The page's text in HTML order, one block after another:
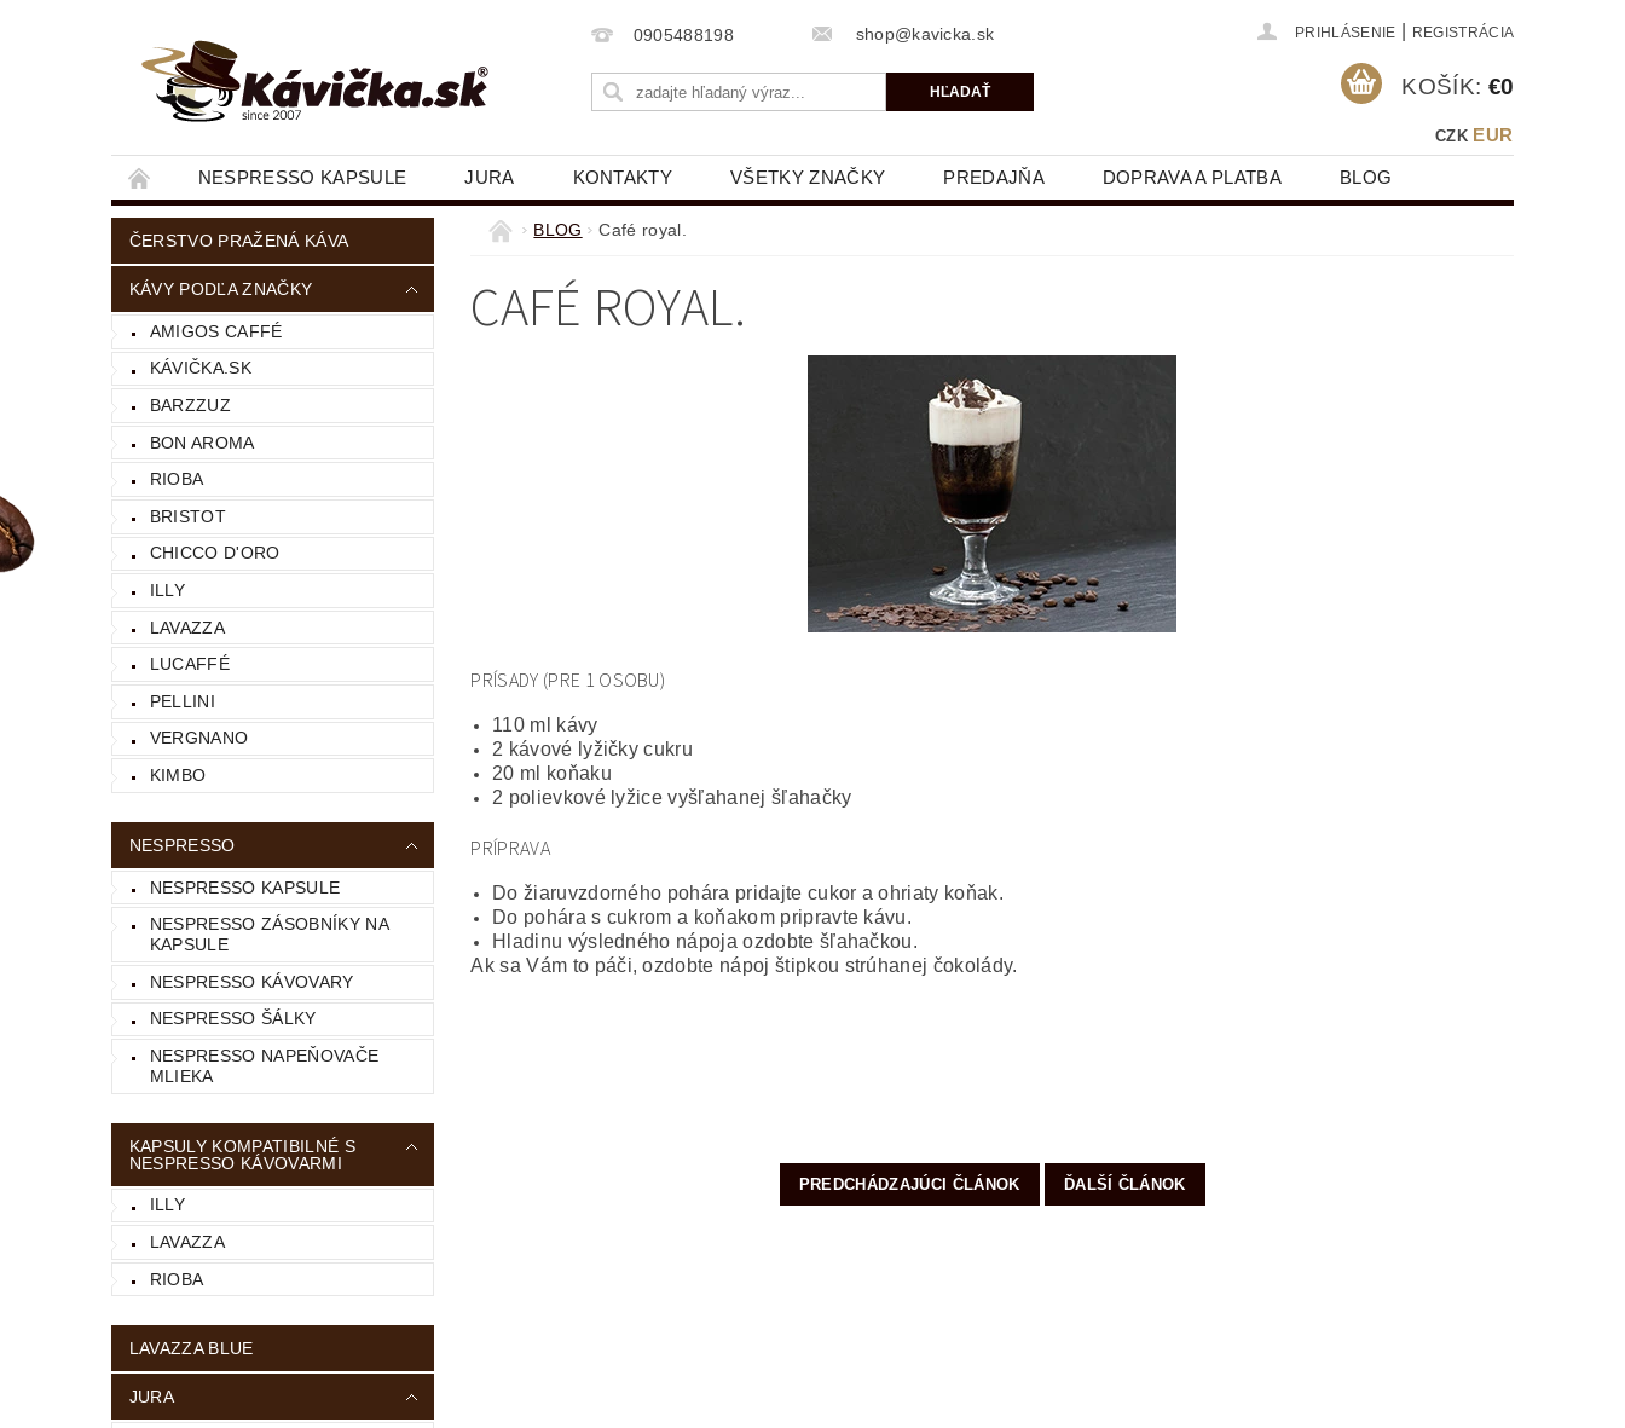
0905488198 shop@kavicka.sk PRIHLÁSENIE REGISTRÁCIA
CZK EUR
KOŠÍK: €0
NESPRESSO KAPSULE JURA KONTAKTY VŠETKY ZNAČKY PREDAJŇA DOPRAVA A PLATBA BLOG
ČERSTVO PRAŽENÁ KÁVA
KÁVY PODĽA ZNAČKY
AMIGOS CAFFÉ
KÁVIČKA.SK
BARZZUZ
BON AROMA
RIOBA
BRISTOT
CHICCO D'ORO
ILLY
LAVAZZA
LUCAFFÉ
PELLINI
VERGNANO
KIMBO
NESPRESSO
NESPRESSO KAPSULE
NESPRESSO ZÁSOBNÍKY NA
KAPSULE
NESPRESSO KÁVOVARY
NESPRESSO ŠÁLKY
NESPRESSO NAPEŇOVAČE
MLIEKA
KAPSULY KOMPATIBILNÉ S
NESPRESSO KÁVOVARMI
ILLY
LAVAZZA
RIOBA
LAVAZZA BLUE
JURA
BLOG Café royal.
CAFÉ ROYAL.
PRÍSADY (PRE 1 OSOBU)
110 ml kávy
2 kávové lyžičky cukru
20 ml koňaku
2 polievkové lyžice vyšľahanej šľahačky
PRÍPRAVA
Do žiaruvzdorného pohára pridajte cukor a ohriaty koňak.
Do pohára s cukrom a koňakom pripravte kávu.
Hladinu výsledného nápoja ozdobte šľahačkou.
Ak sa Vám to páči, ozdobte nápoj štipkou strúhanej čokolády.
PREDCHÁDZAJÚCI ČLÁNOK ĎALŠÍ ČLÁNOK